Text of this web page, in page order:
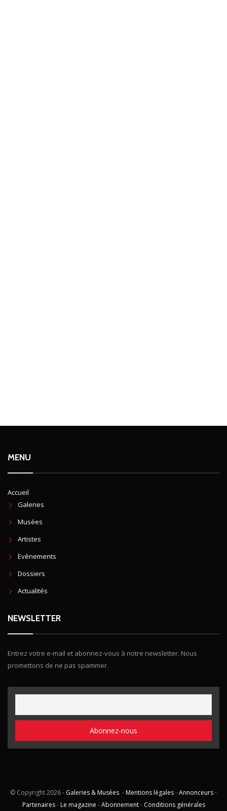
MENU
Accueil
Galeries
Musées
Artistes
Evènements
Dossiers
Actualités
NEWSLETTER
Entrez votre e-mail et abonnez-vous à notre newsletter. Nous
promettons de ne pas spammer.
© Copyright2026 - Galeries & Musées. - Mentions légales-Annonceurs-
Partenaires- Le magazine -Abonnement- Conditions générales